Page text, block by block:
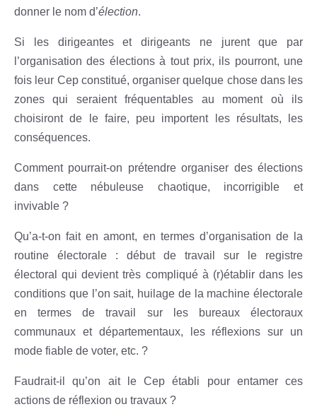
donner le nom d’élection.
Si les dirigeantes et dirigeants ne jurent que par
l’organisation des élections à tout prix, ils pourront, une
fois leur Cep constitué, organiser quelque chose dans les
zones qui seraient fréquentables au moment où ils
choisiront de le faire, peu importent les résultats, les
conséquences.
Comment pourrait-on prétendre organiser des élections
dans cette nébuleuse chaotique, incorrigible et
invivable ?
Qu’a-t-on fait en amont, en termes d’organisation de la
routine électorale : début de travail sur le registre
électoral qui devient très compliqué à (r)établir dans les
conditions que l’on sait, huilage de la machine électorale
en termes de travail sur les bureaux électoraux
communaux et départementaux, les réflexions sur un
mode fiable de voter, etc. ?
Faudrait-il qu’on ait le Cep établi pour entamer ces
actions de réflexion ou travaux ?